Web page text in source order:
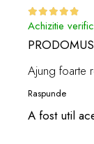
Achizitie
Ajung foarte
Raspunde
A fost util